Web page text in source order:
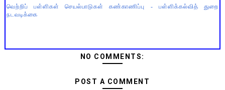
வெற்றிப் பள்ளிகள் செயல்பாடுகள் கண்காணிப்பு - பள்ளிக்கல்வித் துறை
நடவடிக்கை
NO COMMENTS:
POST A COMMENT